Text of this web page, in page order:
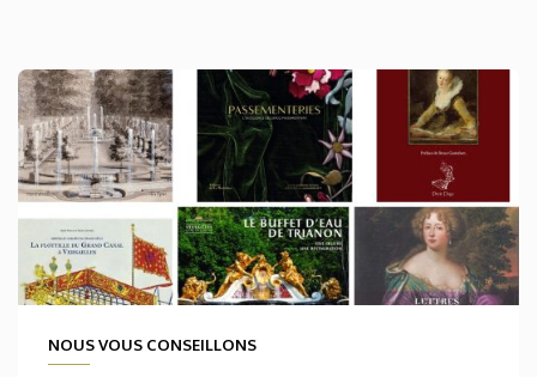
NOUS VOUS CONSEILLONS